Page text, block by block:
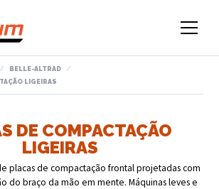
BELLE-ALTRAD
LIGEIRAS
DE COMPACTAÇÃO
LIGEIRAS
placas de compactação frontal projetadas com
do braço da mão em mente. Máquinas leves e